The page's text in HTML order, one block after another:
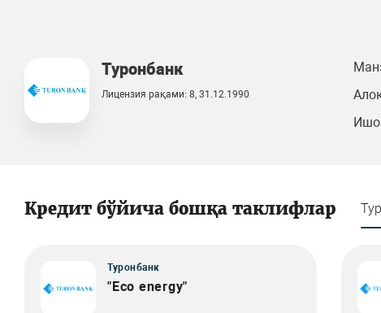
Туронбанк
Лицензия рақами: 8, 31.12.1990
Кредит бўйича бошқа таклифлар
Туронбанк
"Eco energy"